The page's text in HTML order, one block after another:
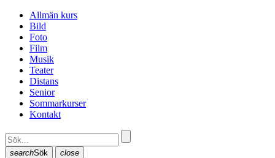
Allmän kurs
Bild
Foto
Film
Musik
Teater
Distans
Senior
Sommarkurser
Kontakt
searchSök close